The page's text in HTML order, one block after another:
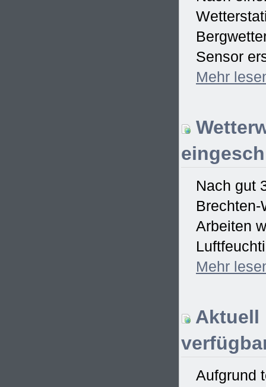
Sensor
Mehr
Nach gut
Brechten-
Arbeiten
Mehr
Aktuell
Aufgrund